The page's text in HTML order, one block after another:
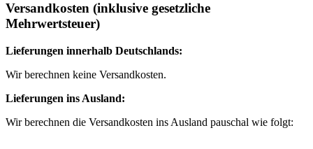
Versandkosten (inklusive gesetzliche
Mehrwertsteuer)
Lieferungen innerhalb Deutschlands:
Wir berechnen keine Versandkosten.
Lieferungen ins Ausland:
Wir berechnen die Versandkosten ins Ausland pauschal wie folgt: